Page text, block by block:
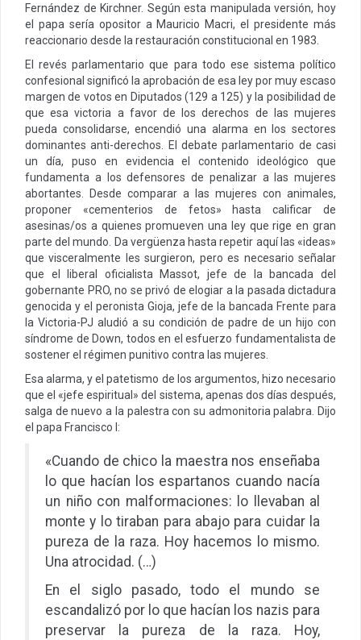
Fernández de Kirchner. Según esta manipulada versión, hoy
el papa sería opositor a Mauricio Macri, el presidente más
reaccionario desde la restauración constitucional en 1983.
El revés parlamentario que para todo ese sistema político
confesional significó la aprobación de esa ley por muy escaso
margen de votos en Diputados (129 a 125) y la posibilidad de
que esa victoria a favor de los derechos de las mujeres
pueda consolidarse, encendió una alarma en los sectores
dominantes anti-derechos. El debate parlamentario de casi
un día, puso en evidencia el contenido ideológico que
fundamenta a los defensores de penalizar a las mujeres
abortantes. Desde comparar a las mujeres con animales,
proponer «cementerios de fetos» hasta calificar de
asesinas/os a quienes promueven una ley que rige en gran
parte del mundo. Da vergüenza hasta repetir aquí las «ideas»
que visceralmente les surgieron, pero es necesario señalar
que el liberal oficialista Massot, jefe de la bancada del
gobernante PRO, no se privó de elogiar a la pasada dictadura
genocida y el peronista Gioja, jefe de la bancada Frente para
la Victoria-PJ aludió a su condición de padre de un hijo con
síndrome de Down, todos en el esfuerzo fundamentalista de
sostener el régimen punitivo contra las mujeres.
Esa alarma, y el patetismo de los argumentos, hizo necesario
que el «jefe espiritual» del sistema, apenas dos días después,
salga de nuevo a la palestra con su admonitoria palabra. Dijo
el papa Francisco I:
«Cuando de chico la maestra nos enseñaba
lo que hacían los espartanos cuando nacía
un niño con malformaciones: lo llevaban al
monte y lo tiraban para abajo para cuidar la
pureza de la raza. Hoy hacemos lo mismo.
Una atrocidad. (…)
En el siglo pasado, todo el mundo se
escandalizó por lo que hacían los nazis para
preservar la pureza de la raza. Hoy,